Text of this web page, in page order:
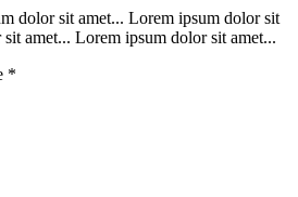
dolor sit amet... Lorem ipsum dolor sit
amet... Lorem ipsum dolor sit amet...
*